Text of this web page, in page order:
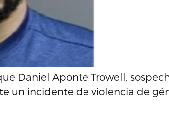
Daniel Aponte Trowell,
un incidente de violencia de